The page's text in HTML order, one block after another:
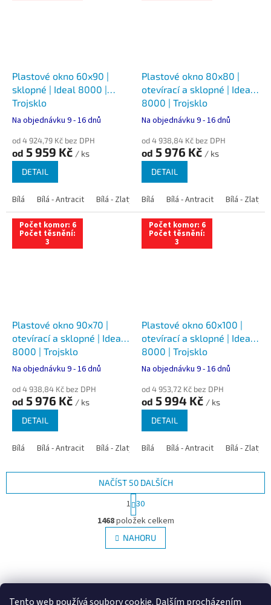
Tento web používá soubory cookie. Dalším procházením
Plastové okno 60x90 |
sklopné | Ideal 8000 |
Trojsklo
Na objednávku 9 - 16 dnů
od 4 924,79 Kč bez DPH
od 5 959 Kč / ks
DETAIL
Bílá Bílá - Antracit Bílá - Zlatý dub Bílá - Tmavý dub Bílá -
Plastové okno 80x80 |
otevírací a sklopné | Ideal
8000 | Trojsklo
Na objednávku 9 - 16 dnů
od 4 938,84 Kč bez DPH
od 5 976 Kč / ks
DETAIL
Bílá Bílá - Antracit Bílá - Zlatý
Počet komor: 6
Počet těsnění:
3
Plastové okno 90x70 |
otevírací a sklopné | Ideal
8000 | Trojsklo
Na objednávku 9 - 16 dnů
od 4 938,84 Kč bez DPH
od 5 976 Kč / ks
DETAIL
Bílá Bílá - Antracit Bílá - Zlatý dub Bílá - Tmavý dub Bílá -
Počet komor: 6
Počet těsnění:
3
Plastové okno 60x100 |
otevírací a sklopné | Ideal
8000 | Trojsklo
Na objednávku 9 - 16 dnů
od 4 953,72 Kč bez DPH
od 5 994 Kč / ks
DETAIL
Bílá Bílá - Antracit Bílá - Zlatý
O
v
l
á
c
NAČÍST 50 DALŠÍCH
S
t
r
á
n
k
á
í
1 30
1468položek celkem
NAHORU
á